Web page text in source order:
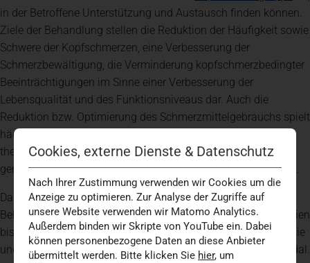
in der Betroffene Unterstützung und Austausch finden können.
Ziele der Behandlung stellen die Reduktion der Häufigkeit sowie
Schwere der Kopfschmerzen, eine Verbesserung der
Schmerzbewältigung, die Verminderung kopfschmerzbedingter
Beeinträchtigungen im Sinne einer Verbesserung der
Lebensqualität und des Funktionsniveaus dar. Auch die
Reduktion bzw. Optimierung des Schmerzmittelgebrauchs spielt
häufig eine Rolle. Die Gruppe dient außerdem nicht nur der
therapeutischen Unterstützung, sondern auch der
gemeinsamen Bewältigung von Herausforderungen im Alltag.
Das Zentrum biete eine breite Palette von
Behandlungsmöglichkeiten an, von medikamentösen Therapien
bis hin zu nicht-medikamentösen Ansätzen wie Physiotherapie
und Lebensstiländerungen. Die Schmerztherapie ist multimodal.
Cookies, externe Dienste & Datenschutz
Nach Ihrer Zustimmung verwenden wir Cookies um die
Anzeige zu optimieren. Zur Analyse der Zugriffe auf
unsere Website verwenden wir Matomo Analytics.
Außerdem binden wir Skripte von YouTube ein. Dabei
können personenbezogene Daten an diese Anbieter
übermittelt werden. Bitte klicken Sie hier, um